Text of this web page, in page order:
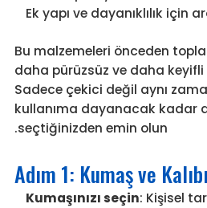
Bu malzemeleri önceden
daha pürüzsüz ve daha
Sadece çekici değil aynı
kullanıma dayanacak kadar
seçtiğinizden emin olun.
Adım 1: Kumaş ve
Kumaşınızı seçin: Kişisel